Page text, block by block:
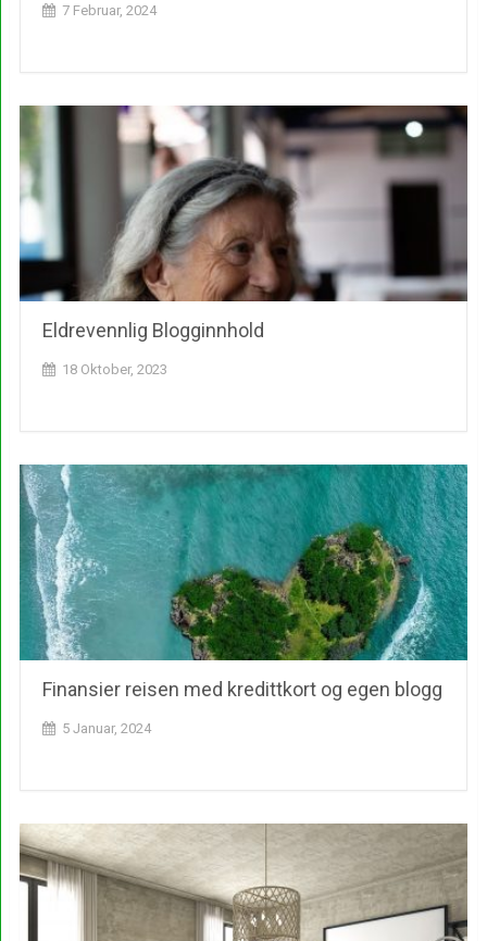
7 Februar, 2024
Eldrevennlig Blogginnhold
18 Oktober, 2023
Finansier reisen med kredittkort og egen blogg
5 Januar, 2024